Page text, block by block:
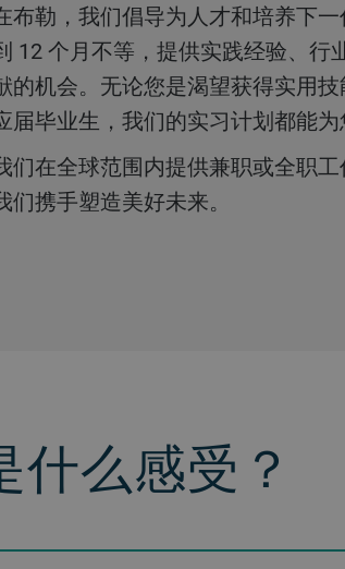
。我们的实习期从 3 个月
12 个月不等，提供实践经验、行
的机会。无论您是渴望获得实用
届毕业生，我们的实习计划都能
索我们现有的职位，并与
们携手塑造美好未来。
么感受？